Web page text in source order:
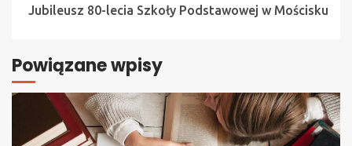
Jubileusz 80-lecia Szkoły Podstawowej w Mościsku
Powiązane wpisy